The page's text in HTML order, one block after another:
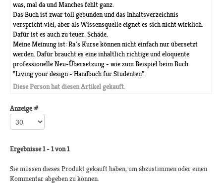
was, mal da und Manches fehlt ganz.
Das Buch ist zwar toll gebunden und das Inhaltsverzeichnis
verspricht viel, aber als Wissensquelle eignet es sich nicht wirklich.
Dafür ist es auch zu teuer. Schade.
Meine Meinung ist: Ra`s Kurse können nicht einfach nur übersetzt
werden. Dafür braucht es eine inhaltlich richtige und eloquente
professionelle Neu-Übersetzung - wie zum Beispiel beim Buch
"Living your design - Handbuch für Studenten".
Diese Person hat diesen Artikel gekauft.
Anzeige #
Ergebnisse 1 - 1 von 1
Sie müssen dieses Produkt gekauft haben, um abzustimmen oder einen
Kommentar abgeben zu können.